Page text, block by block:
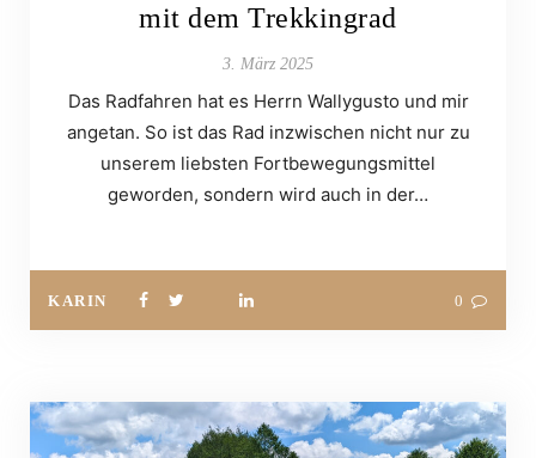
mit dem Trekkingrad
3. März 2025
Das Radfahren hat es Herrn Wallygusto und mir
angetan. So ist das Rad inzwischen nicht nur zu
unserem liebsten Fortbewegungsmittel
geworden, sondern wird auch in der…
KARIN 0